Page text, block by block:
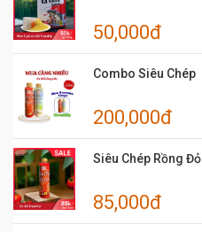
50,000đ
Combo Siêu Chép
200,000đ
Siêu Chép Rồng Đỏ
85,000đ